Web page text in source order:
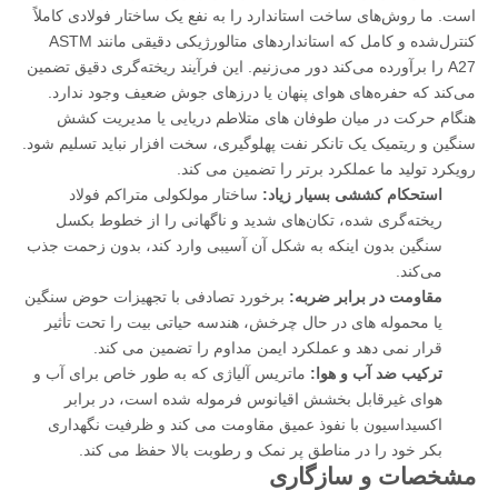
است. ما روش‌های ساخت استاندارد را به نفع یک ساختار فولادی کاملاً
کنترل‌شده و کامل که استانداردهای متالورژیکی دقیقی مانند ASTM
A27 را برآورده می‌کند دور می‌زنیم. این فرآیند ریخته‌گری دقیق تضمین
می‌کند که حفره‌های هوای پنهان یا درزهای جوش ضعیف وجود ندارد.
هنگام حرکت در میان طوفان های متلاطم دریایی یا مدیریت کشش
سنگین و ریتمیک یک تانکر نفت پهلوگیری، سخت افزار نباید تسلیم شود.
رویکرد تولید ما عملکرد برتر را تضمین می کند.
استحکام کششی بسیار زیاد: ساختار مولکولی متراکم فولاد
ریخته‌گری شده، تکان‌های شدید و ناگهانی را از خطوط بکسل
سنگین بدون اینکه به شکل آن آسیبی وارد کند، بدون زحمت جذب
می‌کند.
مقاومت در برابر ضربه: برخورد تصادفی با تجهیزات حوض سنگین
یا محموله های در حال چرخش، هندسه حیاتی بیت را تحت تأثیر
قرار نمی دهد و عملکرد ایمن مداوم را تضمین می کند.
ترکیب ضد آب و هوا: ماتریس آلیاژی که به طور خاص برای آب و
هوای غیرقابل بخشش اقیانوس فرموله شده است، در برابر
اکسیداسیون با نفوذ عمیق مقاومت می کند و ظرفیت نگهداری
بکر خود را در مناطق پر نمک و رطوبت بالا حفظ می کند.
مشخصات و سازگاری